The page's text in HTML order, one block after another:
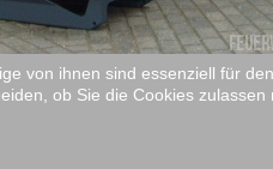
von ihnen sind essenziell für
ob Sie die Cookies